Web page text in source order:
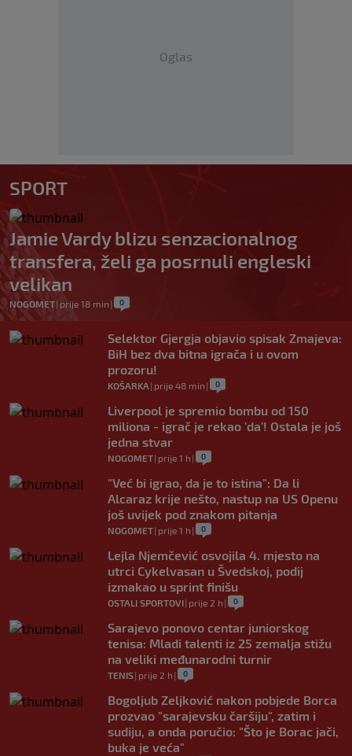
Oglas
SPORT
Jamie Vardy blizu senzacionalnog
transfera, želi ga posrnuli engleski
velikan
NOGOMET| prije 18 min | 0
Selektor Gjergja objavio spisak Zmajeva:
BiH bez dva bitna igrača i u ovom
prozoru!
KOŠARKA | prije 48 min | 0
Liverpool je spremio bombu od 150
miliona - igrač je rekao 'da'! Ostala je još
jedna stvar
NOGOMET| prije 1 h | 0
"Već bi igrao, da je to istina": Da li
Alcaraz krije nešto, nastup na US Openu
još uvijek pod znakom pitanja
NOGOMET| prije 1 h | 0
Lejla Njemčević osvojila 4. mjesto na
utrci Cykelvasan u Švedskoj, podij
izmakao u sprint finišu
OSTALI SPORTOVI| prije 2 h | 0
Sarajevo ponovo centar juniorskog
tenisa: Mladi talenti iz 25 zemalja stižu
na veliki međunarodni turnir
TENIS| prije 2 h | 0
Bogoljub Zeljković nakon pobjede Borca
prozvao "sarajevsku čaršiju", zatim i
sudiju, a onda poručio: "Što je Borac jači,
buka je veća"